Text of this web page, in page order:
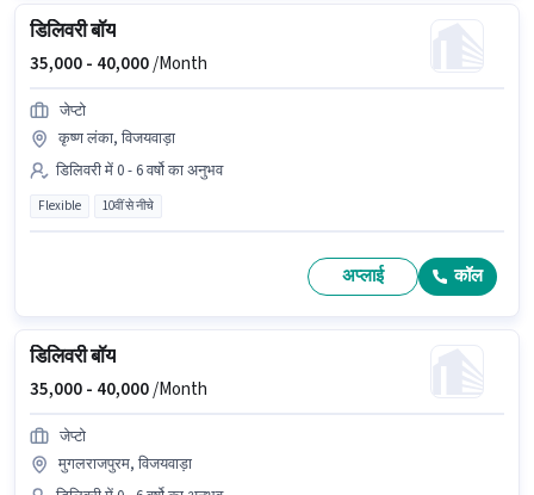
डिलिवरी बॉय
35,000 - 40,000/Month
जेप्टो
कृष्ण लंका, विजयवाड़ा
डिलिवरी में 0 - 6 वर्षो का अनुभव
Flexible 10वीं से नीचे
अप्लाई कॉल
डिलिवरी बॉय
35,000 - 40,000/Month
जेप्टो
मुगलराजपुरम, विजयवाड़ा